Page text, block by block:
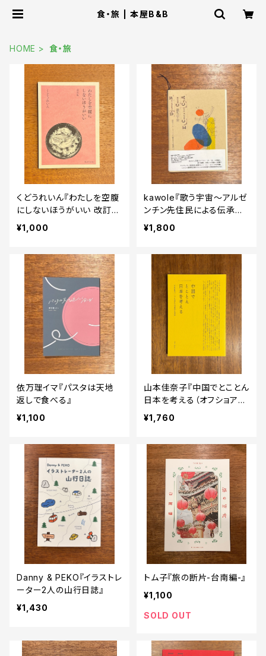
食・旅 | 本屋B&B
HOME 食・旅
くどうれいん『わたしを空腹
にしないほうがいい 改訂
版』
¥1,000
kawole『歌う宇宙〜アルゼ
ンチン先住民による伝承歌
カントコンカーハの世界』
¥1,800
依万理イマ『パスタは天地
返しで食べる』
¥1,100
山本佳奈子『中国でとことん
日本を考える（オフショアの
小さい本）』
¥1,760
Danny & PEKO『イラストレ
ーター2人の山行日誌』
¥1,430
トム子『旅の断片-台南編-』
¥1,100
SOLD OUT